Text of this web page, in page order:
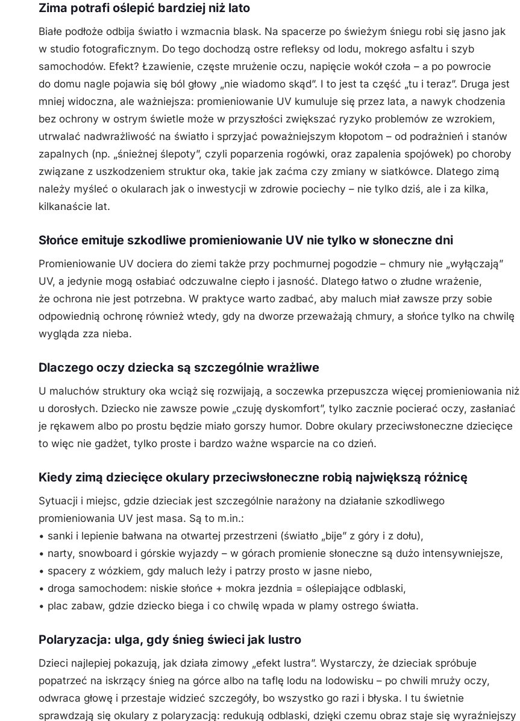
Zima potrafi oślepić bardziej niż lato
Białe podłoże odbija światło i wzmacnia blask. Na spacerze po świeżym śniegu robi się jasno jak
w studio fotograficznym. Do tego dochodzą ostre refleksy od lodu, mokrego asfaltu i szyb
samochodów. Efekt? Łzawienie, częste mrużenie oczu, napięcie wokół czoła – a po powrocie
do domu nagle pojawia się ból głowy „nie wiadomo skąd”. I to jest ta część „tu i teraz”. Druga jest
mniej widoczna, ale ważniejsza: promieniowanie UV kumuluje się przez lata, a nawyk chodzenia
bez ochrony w ostrym świetle może w przyszłości zwiększać ryzyko problemów ze wzrokiem,
utrwalać nadwrażliwość na światło i sprzyjać poważniejszym kłopotom – od podrażnień i stanów
zapalnych (np. „śnieżnej ślepoty”, czyli poparzenia rogówki, oraz zapalenia spojówek) po choroby
związane z uszkodzeniem struktur oka, takie jak zaćma czy zmiany w siatkówce. Dlatego zimą
należy myśleć o okularach jak o inwestycji w zdrowie pociechy – nie tylko dziś, ale i za kilka,
kilkanaście lat.
Słońce emituje szkodliwe promieniowanie UV nie tylko w słoneczne dni
Promieniowanie UV dociera do ziemi także przy pochmurnej pogodzie – chmury nie „wyłączają”
UV, a jedynie mogą osłabiać odczuwalne ciepło i jasność. Dlatego łatwo o złudne wrażenie,
że ochrona nie jest potrzebna. W praktyce warto zadbać, aby maluch miał zawsze przy sobie
odpowiednią ochronę również wtedy, gdy na dworze przeważają chmury, a słońce tylko na chwilę
wygląda zza nieba.
Dlaczego oczy dziecka są szczególnie wrażliwe
U maluchów struktury oka wciąż się rozwijają, a soczewka przepuszcza więcej promieniowania niż
u dorosłych. Dziecko nie zawsze powie „czuję dyskomfort”, tylko zacznie pocierać oczy, zasłaniać
je rękawem albo po prostu będzie miało gorszy humor. Dobre okulary przeciwsłoneczne dziecięce
to więc nie gadżet, tylko proste i bardzo ważne wsparcie na co dzień.
Kiedy zimą dziecięce okulary przeciwsłoneczne robią największą różnicę
Sytuacji i miejsc, gdzie dzieciak jest szczególnie narażony na działanie szkodliwego
promieniowania UV jest masa. Są to m.in.:
• sanki i lepienie bałwana na otwartej przestrzeni (światło „bije” z góry i z dołu),
• narty, snowboard i górskie wyjazdy – w górach promienie słoneczne są dużo intensywniejsze,
• spacery z wózkiem, gdy maluch leży i patrzy prosto w jasne niebo,
• droga samochodem: niskie słońce + mokra jezdnia = oślepiające odblaski,
• plac zabaw, gdzie dziecko biega i co chwilę wpada w plamy ostrego światła.
Polaryzacja: ulga, gdy śnieg świeci jak lustro
Dzieci najlepiej pokazują, jak działa zimowy „efekt lustra”. Wystarczy, że dzieciak spróbuje
popatrzeć na iskrzący śnieg na górce albo na taflę lodu na lodowisku – po chwili mruży oczy,
odwraca głowę i przestaje widzieć szczegóły, bo wszystko go razi i błyska. I tu świetnie
sprawdzają się okulary z polaryzacją: redukują odblaski, dzięki czemu obraz staje się wyraźniejszy